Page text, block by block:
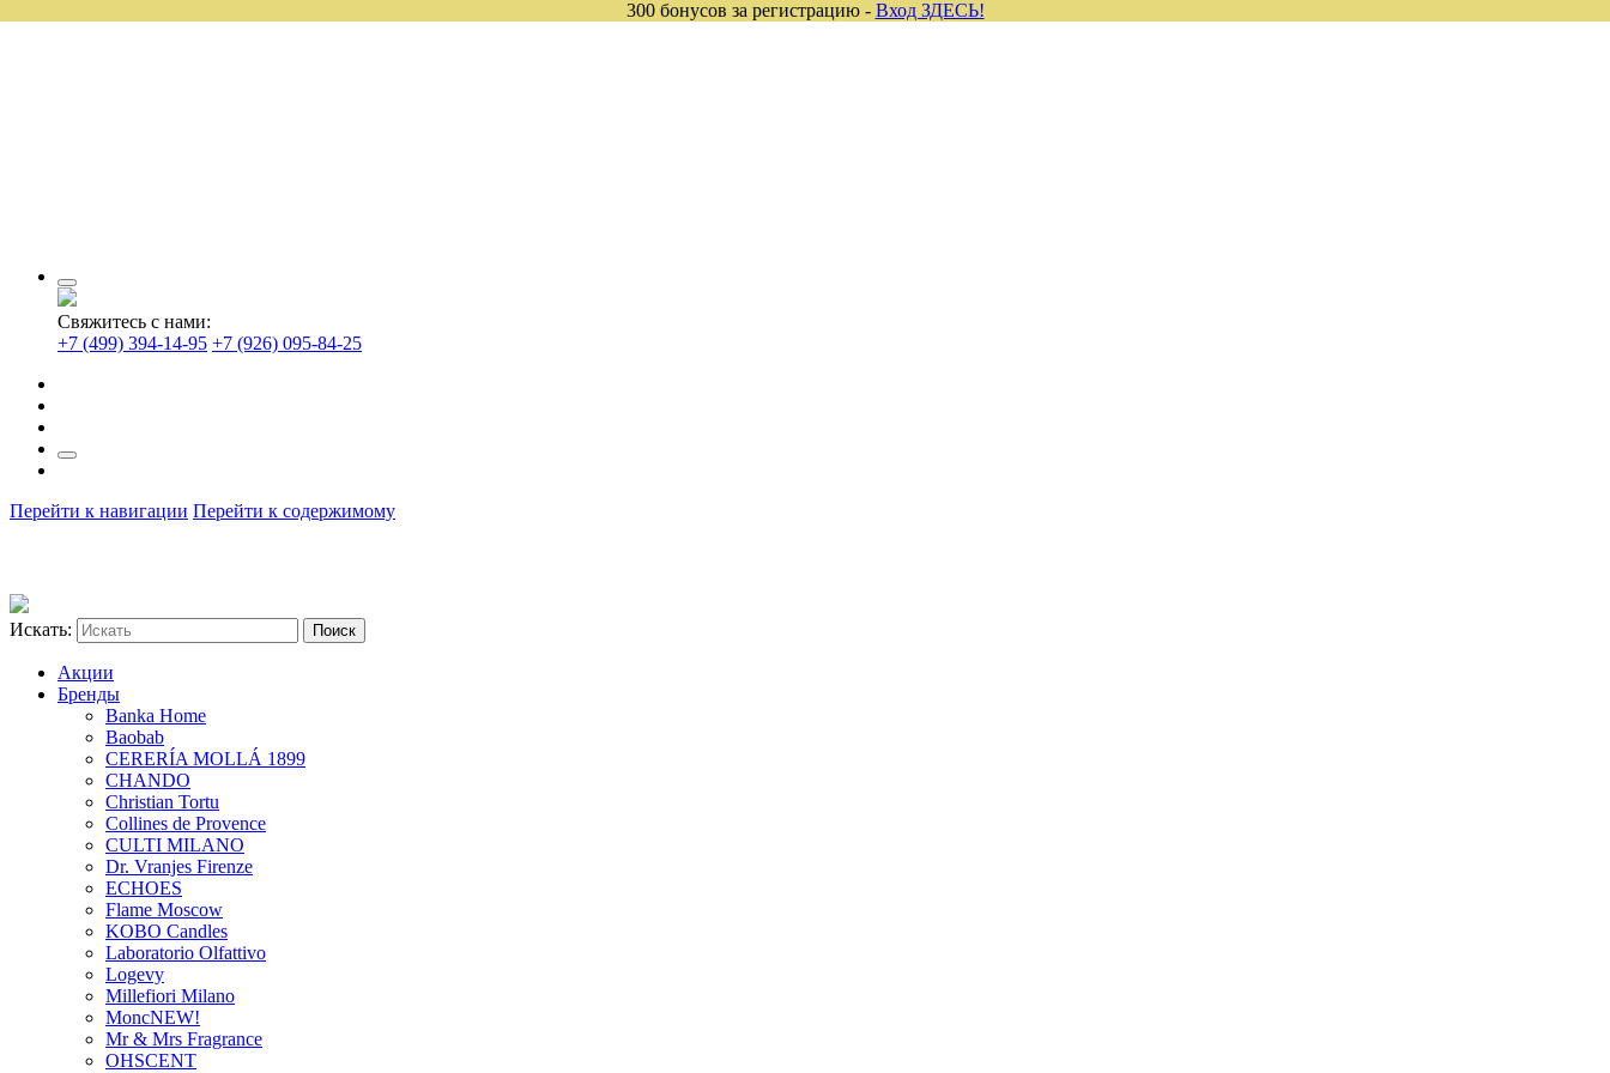
Свяжитесь с нами:
+7 (499) 394-14-95 +7 (926) 095-84-25
Перейти к навигации Перейти к содержимому
Искать:
Акции
Бренды
Banka Home
Baobab
CERERÍA MOLLÁ 1899
CHANDO
Christian Tortu
Collines de Provence
CULTI MILANO
Dr. Vranjes Firenze
ECHOES
Flame Moscow
KOBO Candles
Laboratorio Olfattivo
Logevy
Millefiori Milano
MoncNEW!
Mr & Mrs Fragrance
OHSCENT
300 бонусов за регистрацию - Вход ЗДЕСЬ!